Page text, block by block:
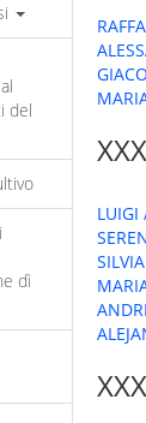
del
dì
LUIGI